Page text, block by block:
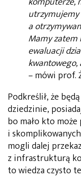
utrzymujemy
a
Mamy zatem
ewaluacji
– mówi prof.
Podkreślił, że
dziedzinie,
bo mało kto
i
mogli dalej
z infrastrukturą
to wiedza czysto